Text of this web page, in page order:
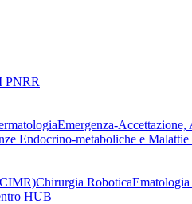
PNRR
Emergenza-Accettazione,
Endocrino-metaboliche e
Chirurgia Robotica
HUB